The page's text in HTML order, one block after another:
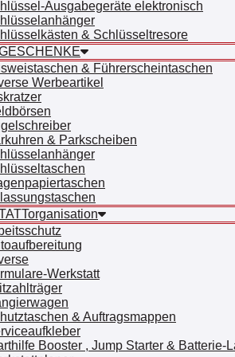
Ausgabegeräte elektronisch
& Schlüsseltresore
& Führerscheintaschen
Werbeartikel
& Parkscheiben
Werkstatt
& Auftragsmappen
Booster , Jump Starter & Batterie-